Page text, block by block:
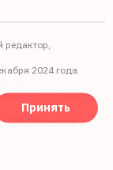
2024 года
(Роскомнадзор).
ООО "Афанасий-
Принять